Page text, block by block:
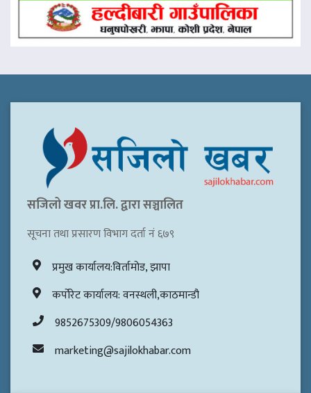
सजिलो खवर प्रा.लि. द्वारा सञ्चालित
सूचना तथा प्रसारण विभाग दर्ता नं ६७९
प्रमुख कार्यालय:विर्तामोड, झापा
कर्पोरेट कार्यालय: वनस्थली,काठमान्डौ
9852675309/9806054363
marketing@sajilokhabar.com